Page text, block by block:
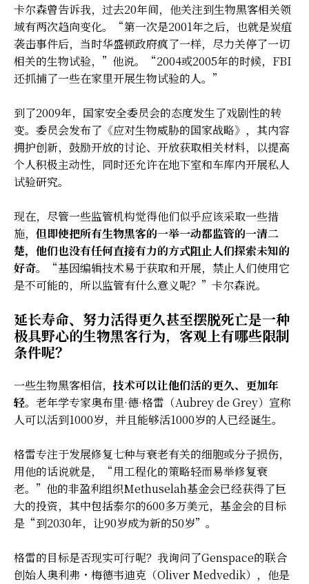
卡尔森曾告诉我，过去20年间，他关注到生物黑客相关领
域有两次趋向变化。“第一次是2001年之后，也就是炭疽
袭击事件后，当时华盛顿政府疯了一样，尽力关停了一切
相关的生物试验，”他说。“2004或2005年的时候，FBI
还抓捕了一些在家里开展生物试验的人。”
到了2009年，国家安全委员会的态度发生了戏剧性的转
变。委员会发布了《应对生物威胁的国家战略》，其内容
拥护创新，鼓励开放的讨论、开放获取相关材料，以提高
个人积极主动性，同时还允许在地下室和车库内开展私人
试验研究。
现在，尽管一些监管机构觉得他们似乎应该采取一些措
施， 但即使把所有生物黑客的一举一动都监管的一清二
楚，他们也没有任何直接有力的方式阻止人们探索未知的
好奇。“基因编辑技术易于获取和开展，禁止人们使用它
是不可能的，所以监管有什么意义呢？”卡尔森说。
延长寿命、努力活得更久甚至摆脱死亡是一种
极具野心的生物黑客行为， 客观上有哪些限制
条件呢？
一些生物黑客相信， 技术可以让他们活的更久、更加年
轻。老年学专家奥布里·德·格雷（Aubrey de Grey）宣称
人可以活到1000岁，并且能够活1000岁的人已经诞生。
格雷专注于发展修复七种与衰老有关的细胞或分子损伤，
用他的话说就是，“用工程化的策略轻而易举修复衰
老。”他的非盈利组织Methuselah基金会已经获得了巨
大的投资，其中包括泰尔的600多万美元，基金会的目标
是“到2030年，让90岁成为新的50岁”。
格雷的目标是否现实可行呢？我询问了Genspace的联合
创始人奥利弗・梅德韦迪克（Oliver Medvedik），他是